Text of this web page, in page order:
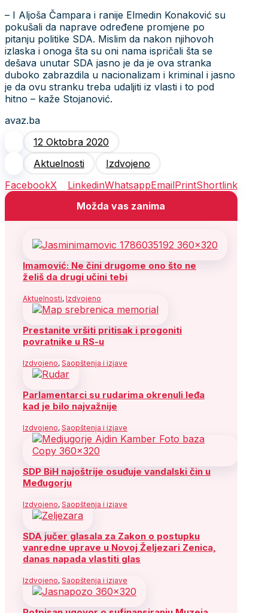
– I Aljoša Čampara i ranije Elmedin Konaković su
pokušali da naprave određene promjene po
pitanju politike SDA. Mislim da nakon njihovoh
izlaska i onoga šta su oni nama ispričali šta se
dešava unutar SDA jasno je da je ova stranka
duboko zabrazdila u nacionalizam i kriminal i jasno
je da ovu stranku treba udaljiti iz vlasti i to pod
hitno – kaže Stojanović.
avaz.ba
12 Oktobra 2020
Aktuelnosti
Izdvojeno
FacebookX LinkedinWhatsappEmailPrintShortlink
Možda vas zanima
Imamović: Ne čini drugome ono što ne
želiš da drugi učini tebi
Aktuelnosti, Izdvojeno
Prestanite vršiti pritisak i progoniti
povratnike u RS-u
Izdvojeno, Saopštenja i izjave
Parlamentarci su rudarima okrenuli leđa
kad je bilo najvažnije
Izdvojeno, Saopštenja i izjave
SDP BiH najoštrije osuđuje vandalski čin u
Međugorju
Izdvojeno, Saopštenja i izjave
SDA jučer glasala za Zakon o postupku
vanredne uprave u Novoj Željezari Zenica,
danas napada vlastiti glas
Izdvojeno, Saopštenja i izjave